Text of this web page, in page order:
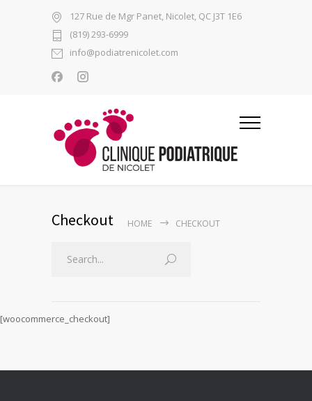
127 Rue de Mgr Panet, Nicolet, QC J3T 1E6
(819) 293-6999
info@podiatrenicolet.com
Checkout HOME CHECKOUT
[woocommerce_checkout]